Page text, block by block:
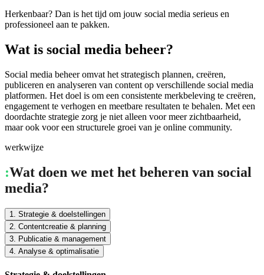
Herkenbaar? Dan is het tijd om jouw social media serieus en
professioneel aan te pakken.
Wat is social media beheer?
Social media beheer omvat het strategisch plannen, creëren,
publiceren en analyseren van content op verschillende social media
platformen. Het doel is om een consistente merkbeleving te creëren,
engagement te verhogen en meetbare resultaten te behalen. Met een
doordachte strategie zorg je niet alleen voor meer zichtbaarheid,
maar ook voor een structurele groei van je online community.
werkwijze
:Wat doen we met het beheren van social
media?
1. Strategie & doelstellingen
2. Contentcreatie & planning
3. Publicatie & management
4. Analyse & optimalisatie